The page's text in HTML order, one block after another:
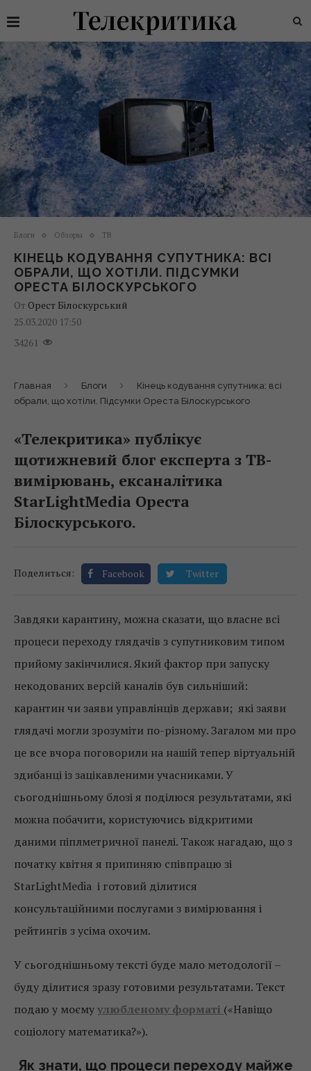
Блоги Обзоры ТВ
КІНЕЦЬ КОДУВАННЯ СУПУТНИКА: ВСІ
ОБРАЛИ, ЩО ХОТІЛИ. ПІДСУМКИ
ОРЕСТА БІЛОСКУРСЬКОГО
От Орест Білоскурський
25.03.2020 17:50
34261
Главная Блоги
Кінець кодування супутника: всі
обрали, що хотіли. Підсумки Ореста Білоскурського
«Телекритика» публікує
щотижневий блог експерта з ТВ-
вимірювань, ексаналітика
StarLightMedia Ореста
Білоскурського.
Поделиться: Facebook Twitter
Завдяки карантину, можна сказати, що власне всі
процеси переходу глядачів з супутниковим типом
прийому закінчилися. Який фактор при запуску
некодованих версій каналів був сильніший:
карантин чи заяви управлінців держави; які заяви
глядачі могли зрозуміти по-різному. Загалом ми про
це все вчора поговорили на нашій тепер віртуальній
здибанці із зацікавленими учасниками. У
сьогоднішньому блозі я поділюся результатами, які
можна побачити, користуючись відкритими
даними піплметричної панелі. Також нагадаю, що з
початку квітня я припиняю співпрацю зі
StarLightMedia і готовий ділитися
консультаційними послугами з вимірювання і
рейтингів з усіма охочим.
У сьогоднішньому тексті буде мало методології –
буду ділитися зразу готовими результатами. Текст
подаю у моємуулюбленому форматі («Навіщо
соціологу математика?»).
Як знати, що процеси переходу майже